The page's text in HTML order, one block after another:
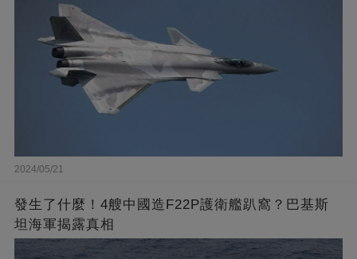
2024/05/21
發生了什麼！4艘中國造F22P護衛艦趴窩？巴基斯
坦海軍揭露真相